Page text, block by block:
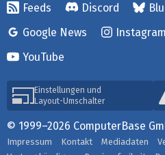
Feeds Discord
Google News
Instagram
YouTube
Einstellungen und
Layout-Umschalter
© 1999–2026 ComputerBase
Impressum Kontakt Mediadaten